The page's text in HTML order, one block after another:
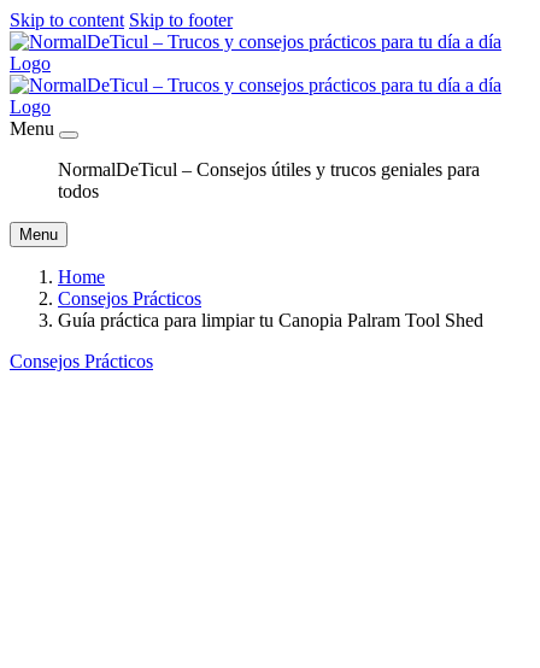
Skip to content Skip to footer
Menu
NormalDeTicul – Consejos útiles y trucos geniales para
todos
Menu
Home
Consejos Prácticos
Guía práctica para limpiar tu Canopia Palram Tool Shed
Consejos Prácticos